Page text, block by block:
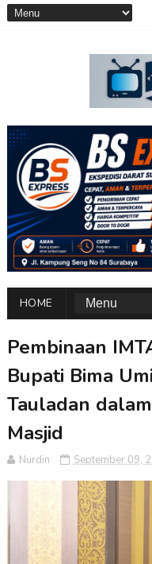
HOME
Pembinaan
Bupati Bima
Tauladan
Masjid
Nurdin September 09,